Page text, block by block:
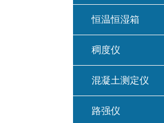
恒温恒湿箱
稠度仪
混凝土测定仪
路强仪